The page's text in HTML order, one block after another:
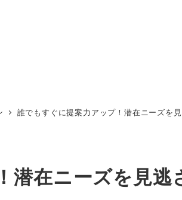
誰でもすぐに提案力アップ！潜在ニーズを
潜在ニーズを見逃